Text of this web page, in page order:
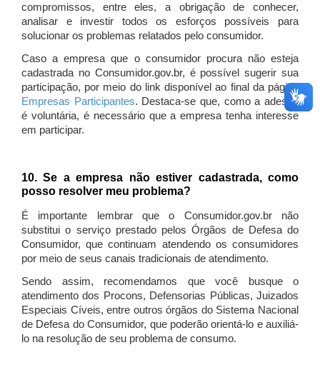
compromissos, entre eles, a obrigação de conhecer,
analisar e investir todos os esforços possíveis para
solucionar os problemas relatados pelo consumidor.
Caso a empresa que o consumidor procura não esteja
cadastrada no Consumidor.gov.br, é possível sugerir sua
participação, por meio do link disponível ao final da página
Empresas Participantes. Destaca-se que, como a adesão
é voluntária, é necessário que a empresa tenha interesse
em participar.
10. Se a empresa não estiver cadastrada, como
posso resolver meu problema?
É importante lembrar que o Consumidor.gov.br não
substitui o serviço prestado pelos Órgãos de Defesa do
Consumidor, que continuam atendendo os consumidores
por meio de seus canais tradicionais de atendimento.
Sendo assim, recomendamos que você busque o
atendimento dos Procons, Defensorias Públicas, Juizados
Especiais Cíveis, entre outros órgãos do Sistema Nacional
de Defesa do Consumidor, que poderão orientá-lo e auxiliá-
lo na resolução de seu problema de consumo.